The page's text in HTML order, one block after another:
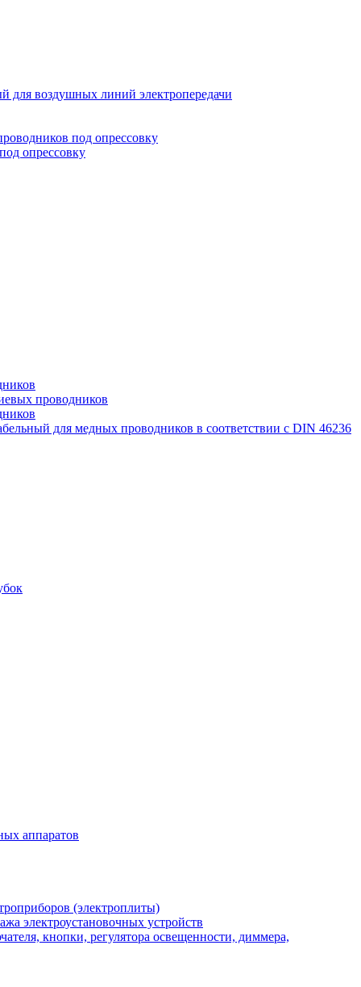
для воздушных линий электропередачи
под опрессовку
опрессовку
проводников
для медных проводников в соответствии с DIN 46236
аппаратов
(электроплиты)
электроустановочных устройств
кнопки, регулятора освещенности, диммера,